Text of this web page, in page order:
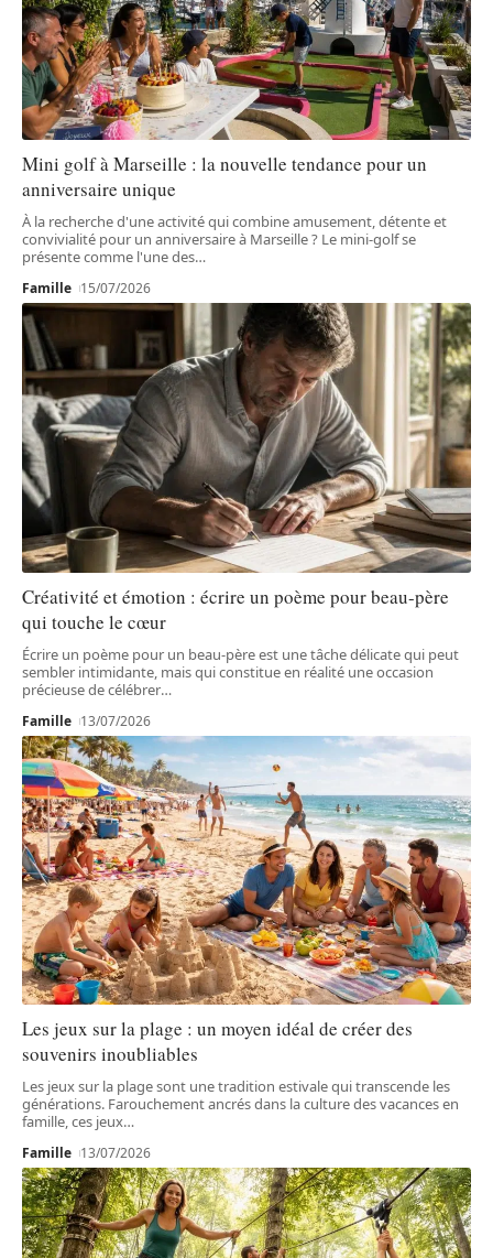
Mini golf à Marseille : la nouvelle tendance pour un
anniversaire unique
À la recherche d'une activité qui combine amusement, détente et
convivialité pour un anniversaire à Marseille ? Le mini-golf se
présente comme l'une des…
Famille 15/07/2026
Créativité et émotion : écrire un poème pour beau-père
qui touche le cœur
Écrire un poème pour un beau-père est une tâche délicate qui peut
sembler intimidante, mais qui constitue en réalité une occasion
précieuse de célébrer…
Famille 13/07/2026
Les jeux sur la plage : un moyen idéal de créer des
souvenirs inoubliables
Les jeux sur la plage sont une tradition estivale qui transcende les
générations. Farouchement ancrés dans la culture des vacances en
famille, ces jeux…
Famille 13/07/2026